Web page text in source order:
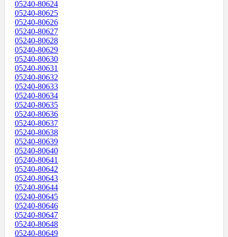
05240-80624
05240-80625
05240-80626
05240-80627
05240-80628
05240-80629
05240-80630
05240-80631
05240-80632
05240-80633
05240-80634
05240-80635
05240-80636
05240-80637
05240-80638
05240-80639
05240-80640
05240-80641
05240-80642
05240-80643
05240-80644
05240-80645
05240-80646
05240-80647
05240-80648
05240-80649